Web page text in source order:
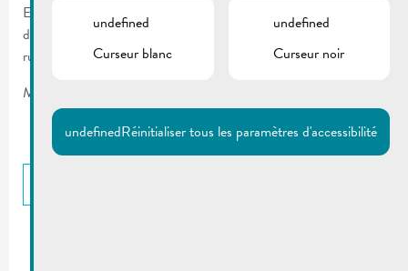
En raison d’une fuite d’eau et les travaux y relatifs l’arrêt de bus
de la rue de la Corniche sera transféré provisoirement au coin
rue du Château/rue de la Corniche.
Merci pour votre compréhension
undefined
Curseur blanc
undefined
Curseur noir
undefinedRéinitialiser tous les paramètres d'accessibilité